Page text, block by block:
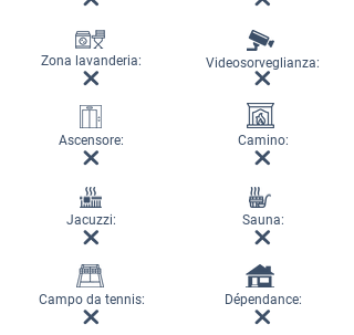
Zona lavanderia:
Ascensore:
Jacuzzi:
Campo da tennis:
Videosorveglianza:
Camino:
Sauna:
Dépendance: